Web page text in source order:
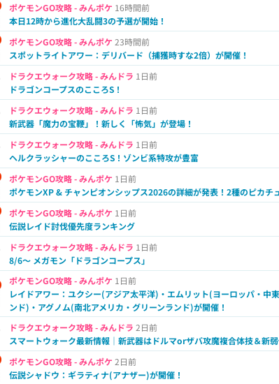
ポケモンGO攻略 - みんポケ 16時間前
本日12時から進化大乱闘3の予選が開始！
ポケモンGO攻略 - みんポケ 23時間前
スポットライトアワー：デリバード（捕獲時すな2倍）が開催！
ドラクエウォーク攻略 - みんドラ 1日前
ドラゴンコープスのこころS！
ドラクエウォーク攻略 - みんドラ 1日前
新武器「魔力の宝鞭」！新しく「怖気」が登場！
ドラクエウォーク攻略 - みんドラ 1日前
ヘルクラッシャーのこころS！ゾンビ系特攻が豊富
ポケモンGO攻略 - みんポケ 1日前
ポケモンXP & チャンピオンシップス2026の詳細が発表！2種のピカチ
ポケモンGO攻略 - みんポケ 1日前
伝説レイド討伐優先度ランキング
ドラクエウォーク攻略 - みんドラ 1日前
8/6～ メガモン「ドラゴンコープス」
ポケモンGO攻略 - みんポケ 1日前
レイドアワー：ユクシー(アジア太平洋)・エムリット(ヨーロッパ・中
ンド)・アグノム(南北アメリカ・グリーンランド)が開催！
ドラクエウォーク攻略 - みんドラ 2日前
スマートウォーク最新情報｜新武器はドルマorザバ攻魔複合体技＆新弱
ポケモンGO攻略 - みんポケ 2日前
伝説シャドウ：ギラティナ(アナザー)が開催！